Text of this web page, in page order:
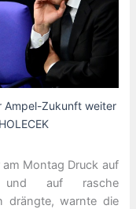
Ampel-Zukunft weiter
Montag Druck auf
und auf rasche
drängte, warnte die